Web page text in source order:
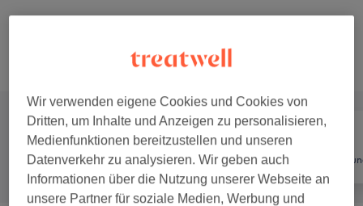
Nicht gefunden wonach du gesucht hast?
Alle Nägel
Wir verwenden eigene Cookies und Cookies von
Dritten, um Inhalte und Anzeigen zu personalisieren,
Medienfunktionen bereitzustellen und unseren
Datenverkehr zu analysieren. Wir geben auch
Informationen über die Nutzung unserer Webseite an
unsere Partner für soziale Medien, Werbung und